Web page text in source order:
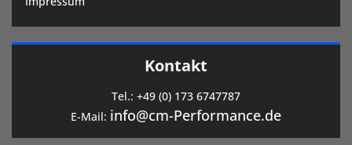
Kontakt
Tel.: +49 (0) 173 6747787
E-Mail: info@cm-Performance.de